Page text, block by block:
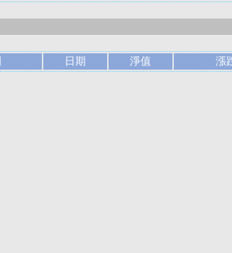
日期 淨值 漲